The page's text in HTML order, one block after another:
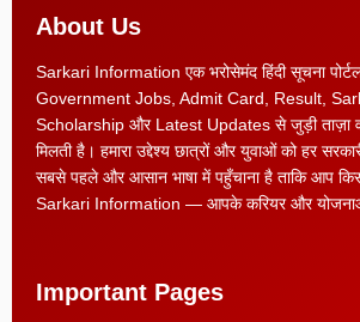
About Us
Sarkari Information एक भरोसेमंद हिंदी सूचना
Government Jobs, Admit Card, Result,
Scholarship और Latest Updates से जुड़ी ताज़ा व
मिलती है। हमारा उद्देश्य छात्रों और युवाओं को हर
सबसे पहले और आसान भाषा में पहुँचाना है ताकि आप
Sarkari Information — आपके करियर और
Important Pages